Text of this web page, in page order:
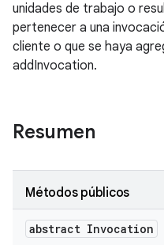
unidades de trabajo o
pertenecer a una
cliente o que se haya
addInvocation.
Resumen
Métodos públicos
abstract Invocation